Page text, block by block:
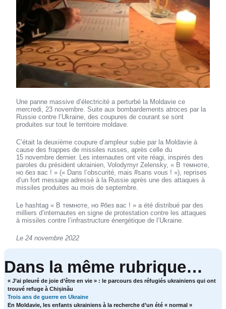
Une panne massive d’électricité a perturbé la Moldavie ce
mercredi, 23 novembre. Suite aux bombardements atroces par la
Russie contre l’Ukraine, des coupures de courant se sont
produites sur tout le territoire moldave.
C’était la deuxième coupure d’ampleur subie par la Moldavie à
cause des frappes de missiles russes, après celle du
15 novembre dernier. Les internautes ont vite réagi, inspirés des
paroles du président ukrainien, Volodymyr Zelensky, « В темноте,
но без вас ! » (« Dans l’obscurité, mais #sans vous ! »), reprises
d’un fort message adressé à la Russie après une des attaques à
missiles produites au mois de septembre.
Le hashtag « В темноте, но #без вас ! » a été distribué par des
milliers d’internautes en signe de protestation contre les attaques
à missiles contre l’infrastructure énergétique de l’Ukraine.
Le 24 novembre 2022
Dans la même rubrique…
« J’ai pleuré de joie d’être en vie » : le parcours des réfugiés ukrainiens qui ont
trouvé refuge à Chișinău
Trois ans de guerre en Ukraine
En Moldavie, les enfants ukrainiens à la recherche d’un été « normal »